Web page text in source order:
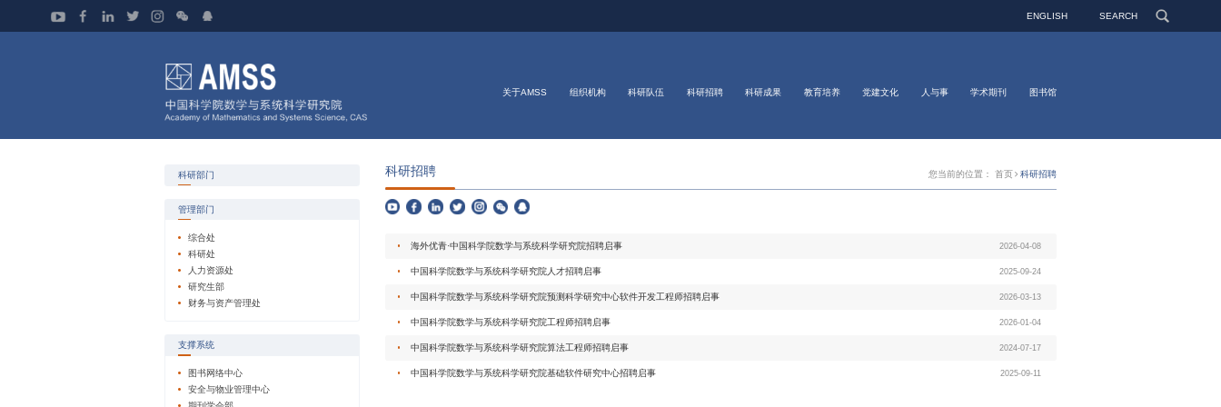
ENGLISH SEARCH
关于AMSS 组织机构 科研队伍 科研招聘 科研成果 教育培养 党建文化 人与事 学术期刊 图书馆
科研部门
管理部门
综合处
科研处
人力资源处
研究生部
财务与资产管理处
支撑系统
图书网络中心
安全与物业管理中心
科研招聘 您当前的位置： 首页 科研招聘
海外优青·中国科学院数学与系统科学研究院招聘启事 2026-04-08
中国科学院数学与系统科学研究院人才招聘启事 2025-09-24
中国科学院数学与系统科学研究院预测科学研究中心软件开发工程师招聘启事 2026-03-13
中国科学院数学与系统科学研究院工程师招聘启事 2026-01-04
中国科学院数学与系统科学研究院算法工程师招聘启事 2024-07-17
中国科学院数学与系统科学研究院基础软件研究中心招聘启事 2025-09-11